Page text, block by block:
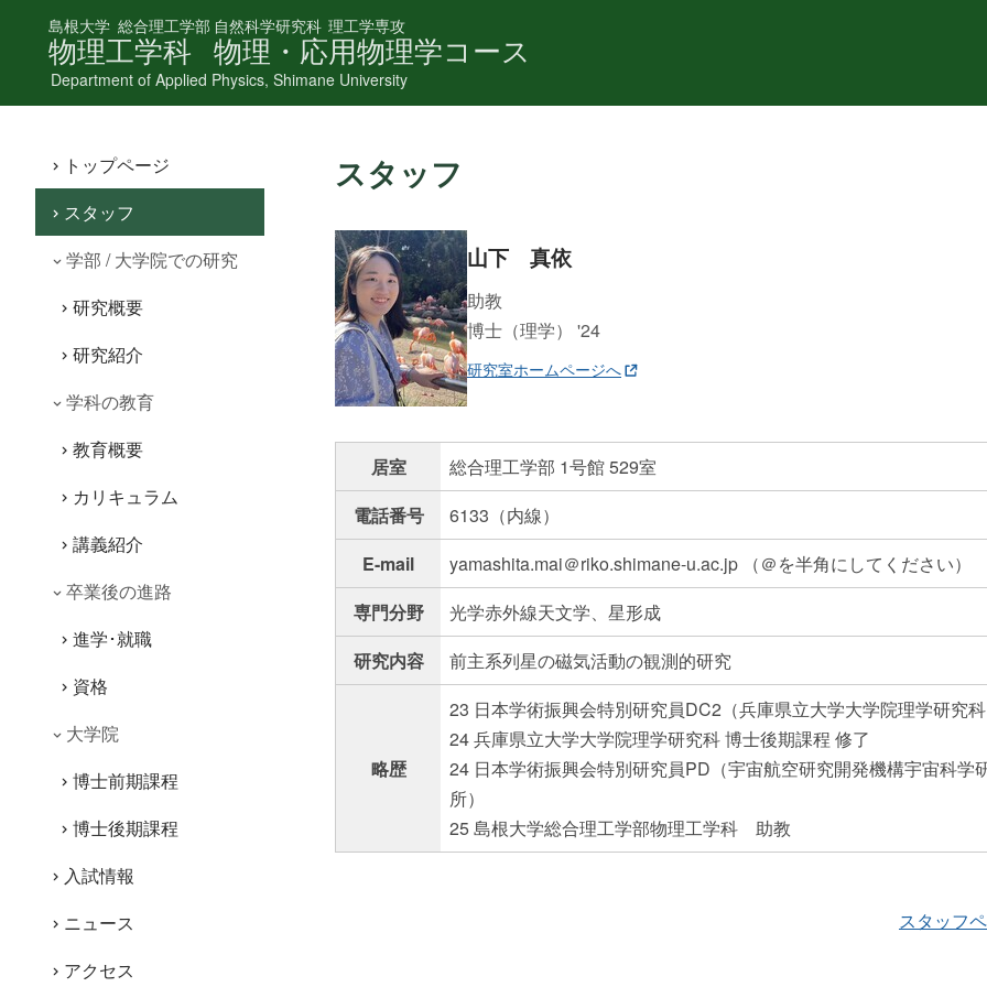
島根大学 総合理工学部
物理工学科
自然科学研究科 理工学専攻
物理・応用物理学コース
Department of Applied Physics, Shimane University
トップページ
スタッフ
学部 / 大学院での研究
研究概要
研究紹介
学科の教育
教育概要
カリキュラム
講義紹介
卒業後の進路
進学･就職
資格
大学院
博士前期課程
博士後期課程
入試情報
ニュース
アクセス
スタッフ
山下 真依
助教
博士（理学） '24
研究室ホームページへ
居室
総合理工学部 1号館 529室
電話番号
6133（内線）
E-mail
yamashita.mai＠riko.shimane-u.ac.jp （＠を半角にしてください）
専門分野
光学赤外線天文学、星形成
研究内容
前主系列星の磁気活動の観測的研究
略歴
23 日本学術振興会特別研究員DC2（兵庫県立大学大学院理学研究科
24 兵庫県立大学大学院理学研究科 博士後期課程 修了
24 日本学術振興会特別研究員PD（宇宙航空研究開発機構宇宙科学
所）
25 島根大学総合理工学部物理工学科 助教
スタッフ